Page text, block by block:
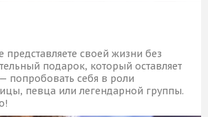
представляете своей жизни без
подарок, который оставляет
попробовать себя в роли
певца или легендарной группы.